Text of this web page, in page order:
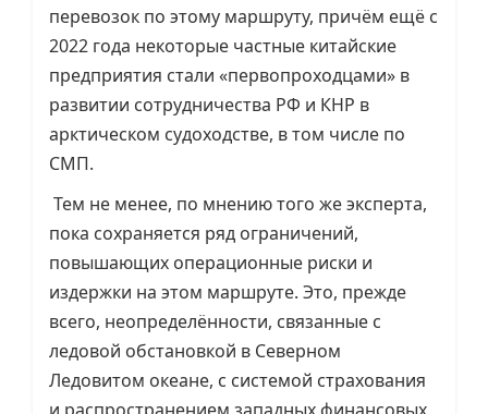
перевозок по этому маршруту, причём ещё с
2022 года некоторые частные китайские
предприятия стали «первопроходцами» в
развитии сотрудничества РФ и КНР в
арктическом судоходстве, в том числе по
СМП.
Тем не менее, по мнению того же эксперта,
пока сохраняется ряд ограничений,
повышающих операционные риски и
издержки на этом маршруте. Это, прежде
всего, неопределённости, связанные с
ледовой обстановкой в Северном
Ледовитом океане, с системой страхования